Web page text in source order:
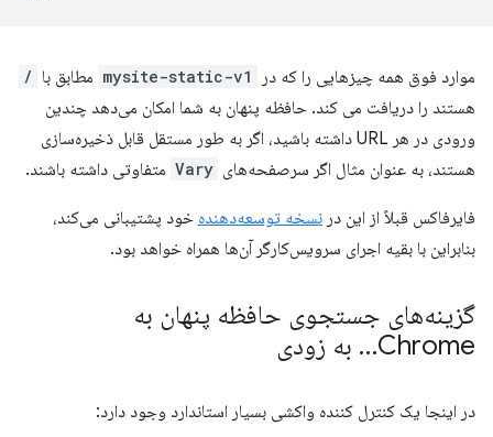
موارد فوق همه چیزهایی را که در mysite-static-v1 مطابق با /
هستند را دریافت می کند. حافظه پنهان به شما امکان می‌دهد چندین
ورودی در هر URL داشته باشید، اگر به طور مستقل قابل ذخیره‌سازی
هستند، به عنوان مثال اگر سرصفحه‌های Vary متفاوتی داشته باشند.
فایرفاکس قبلاً از این در نسخه توسعه‌دهنده خود پشتیبانی می‌کند،
بنابراین با بقیه اجرای سرویس‌کارگر آن‌ها همراه خواهد بود.
گزینه‌های جستجوی حافظه پنهان به
Chrome… به زودی
در اینجا یک کنترل کننده واکشی بسیار استاندارد وجود دارد: